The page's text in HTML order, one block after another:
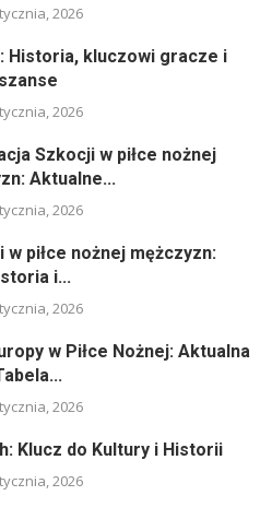
2026
Historia, kluczowi gracze i
szanse
2026
Szkocji w piłce nożnej
Aktualne...
2026
w piłce nożnej mężczyzn:
i...
2026
w Piłce Nożnej: Aktualna
2026
Klucz do Kultury i Historii
2026